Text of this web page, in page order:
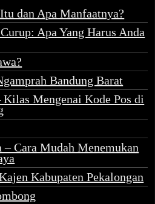
dan Apa Manfaatnya?
Apa Yang Harus Anda
Bandung Barat
Kilas Mengenai Kode Pos di
Cara Mudah Menemukan
Kabupaten Pekalongan